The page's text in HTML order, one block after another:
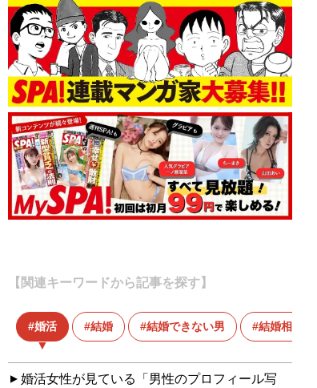
【関連キーワードから記事を探す】
婚活 結婚 結婚できない男 結婚相談所
婚活女性が見ている「男性のプロフィール写